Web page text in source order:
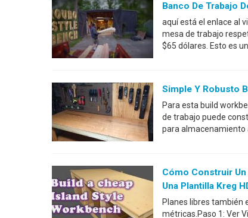
Banco De Trabajo
aquí está el enlace al
mesa de trabajo
$65 dólares. Esto es
Simple Y Robusto
Para esta build
de trabajo puede
para almacenamiento
Cómo Construir Un
Una Plantilla Kreg
Planes libres también
métricas.Paso 1: Ver